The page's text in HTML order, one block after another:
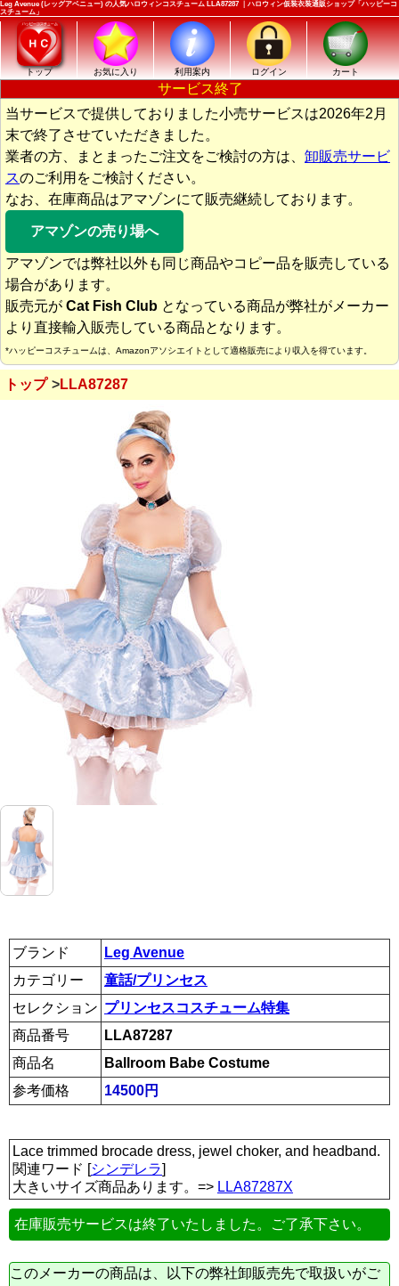
Leg Avenue (レッグアベニュー) の人気ハロウィンコスチューム LLA87287 ｜ハロウィン仮装衣装通販ショップ「ハッピーコ
スチューム」
トップ お気に入り 利用案内 ログイン カート
サービス終了
当サービスで提供しておりました小売サービスは2026年2月
末で終了させていただきました。
業者の方、まとまったご注文をご検討の方は、 卸販売サービ
スのご利用をご検討ください。
なお、在庫商品はアマゾンにて販売継続しております。
アマゾンの売り場へ
アマゾンでは弊社以外も同じ商品やコピー品を販売している
場合があります。
販売元が Cat Fish Club となっている商品が弊社がメーカー
より直接輸入販売している商品となります。
*ハッピーコスチュームは、Amazonアソシエイトとして適格販売により収入を得ています。
トップ LLA87287
ブランド
Leg Avenue
カテゴリー
童話/プリンセス
セレクション プリンセスコスチューム特集
商品番号
LLA87287
商品名
Ballroom Babe Costume
参考価格
14500円
Lace trimmed brocade dress, jewel choker, and headband.
関連ワード [シンデレラ]
大きいサイズ商品あります。=> LLA87287X
在庫販売サービスは終了いたしました。ご了承下さい。
このメーカーの商品は、以下の弊社卸販売先で取扱いがご